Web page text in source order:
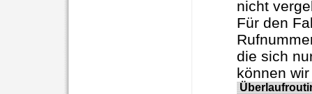
nicht
Für den
die sich
können